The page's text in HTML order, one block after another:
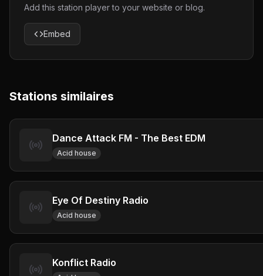
Add this station player to your website or blog.
Embed
Stations similaires
Dance Attack FM - The Best EDM
Acid house
Eye Of Destiny Radio
Acid house
Konflict Radio